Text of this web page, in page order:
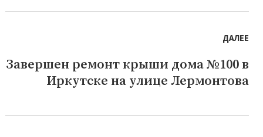
ДАЛЕЕ
Следующая
Завершен ремонт крыши дома №100 в
Иркутске на улице Лермонтова